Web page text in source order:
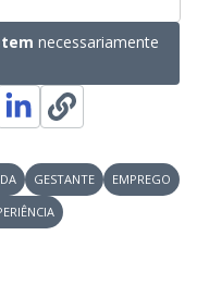
necessariamente
GESTANTE
EMPREGO